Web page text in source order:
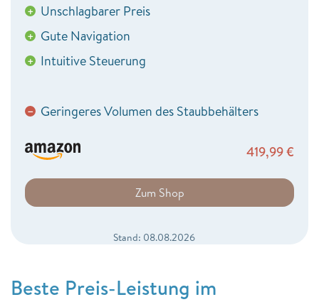
+ Unschlagbarer Preis
+ Gute Navigation
+ Intuitive Steuerung
− Geringeres Volumen des Staubbehälters
419,99€
Zum Shop
Stand: 08.08.2026
Beste Preis-Leistung im